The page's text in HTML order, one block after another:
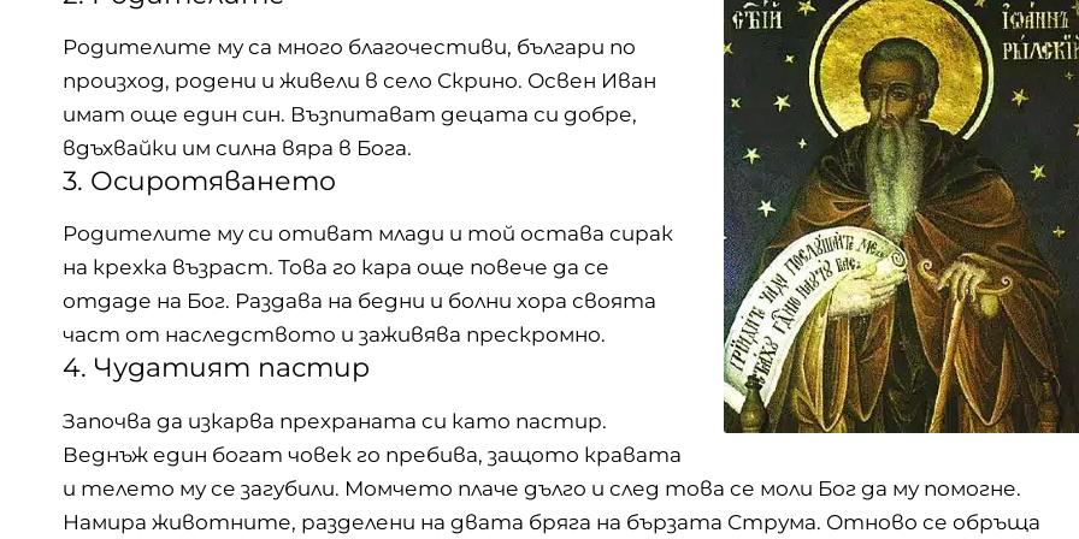
Родителите му са много благочестиви, българи по
произход, родени и живели в село Скрино. Освен Иван
имат още един син. Възпитават децата си добре,
вдъхвайки им силна вяра в Бога.
3. Осиротяването
Родителите му си отиват млади и той остава сирак
на крехка възраст. Това го кара още повече да се
отдаде на Бог. Раздава на бедни и болни хора своята
част от наследството и заживява прескромно.
4. Чудатият пастир
Започва да изкарва прехраната си като пастир.
Веднъж един богат човек го пребива, защото кравата
и телето му се загубили. Момчето плаче дълго и след това се моли Бог да му помогне.
Намира животните, разделени на двата бряга на бързата Струма. Отново се обръща